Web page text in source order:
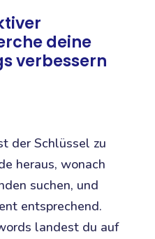
deine
verbessern
der Schlüssel zu
heraus, wonach
suchen, und
entsprechend.
landest du auf